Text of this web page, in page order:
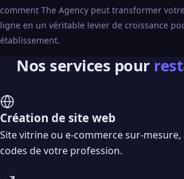
comment The Agency peut transformer
ligne en un véritable levier de croissance
établissement.
Nos services pour
Création de site web
Site vitrine ou e-commerce sur-mesure,
codes de votre profession.